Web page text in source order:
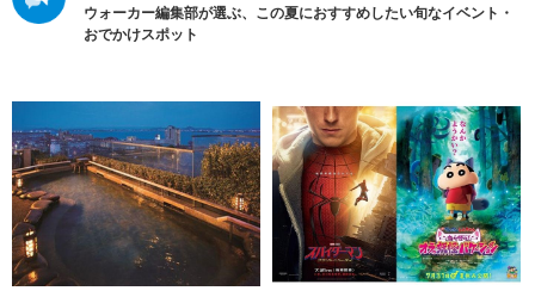
ウォーカー編集部が選ぶ、この夏におすすめしたい旬なイベント・
おでかけスポット